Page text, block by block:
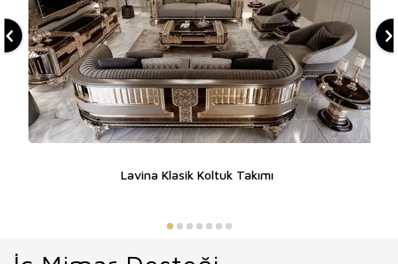
Lavina Klasik Koltuk Takımı